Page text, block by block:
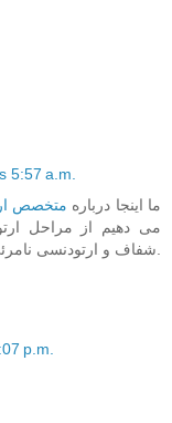
5:57 a.m.
ما اینجا درباره متخصص
می دهیم از مراحل
p.m.